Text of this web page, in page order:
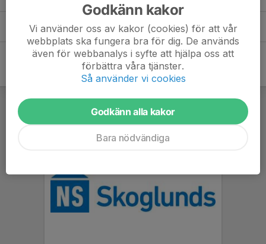
Planering och material (1)
Godkänn kakor
Vi använder oss av kakor (cookies) för att vår
webbplats ska fungera bra för dig. De används
även för webbanalys i syfte att hjälpa oss att
förbättra våra tjänster.
Så använder vi cookies
Godkänn alla kakor
Bara nödvändiga